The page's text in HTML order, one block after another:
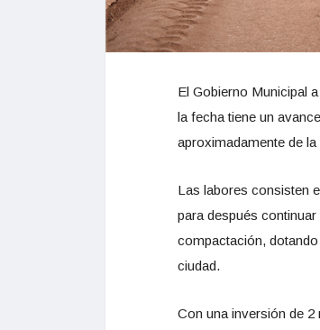
El Gobierno Municipal
la fecha tiene un
aproximadamente de
Las labores consisten
para después
compactación,
ciudad.
Con una inversión de